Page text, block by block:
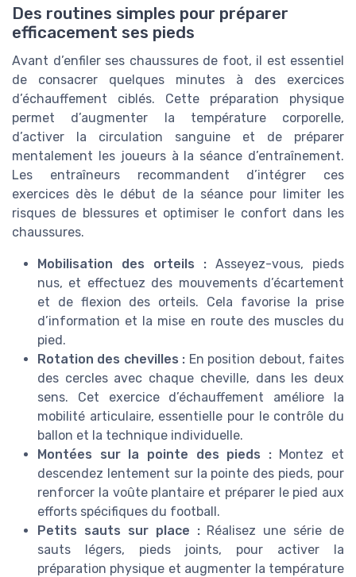
Des routines simples pour préparer
efficacement ses pieds
Avant d’enfiler ses chaussures de foot, il est essentiel
de consacrer quelques minutes à des exercices
d’échauffement ciblés. Cette préparation physique
permet d’augmenter la température corporelle,
d’activer la circulation sanguine et de préparer
mentalement les joueurs à la séance d’entraînement.
Les entraîneurs recommandent d’intégrer ces
exercices dès le début de la séance pour limiter les
risques de blessures et optimiser le confort dans les
chaussures.
Mobilisation des orteils : Asseyez-vous, pieds
nus, et effectuez des mouvements d’écartement
et de flexion des orteils. Cela favorise la prise
d’information et la mise en route des muscles du
pied.
Rotation des chevilles : En position debout, faites
des cercles avec chaque cheville, dans les deux
sens. Cet exercice d’échauffement améliore la
mobilité articulaire, essentielle pour le contrôle du
ballon et la technique individuelle.
Montées sur la pointe des pieds :Montez et
descendez lentement sur la pointe des pieds, pour
renforcer la voûte plantaire et préparer le pied aux
efforts spécifiques du football.
Petits sauts sur place :Réalisez une série de
sauts légers, pieds joints, pour activer la
préparation physique et augmenter la température